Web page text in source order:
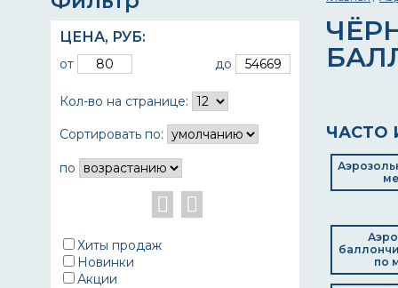
ЦЕНА, РУБ:
от до
Кол-во на странице:
Сортировать по:
по
Хиты продаж
Новинки
Акции
ЧАСТО
по